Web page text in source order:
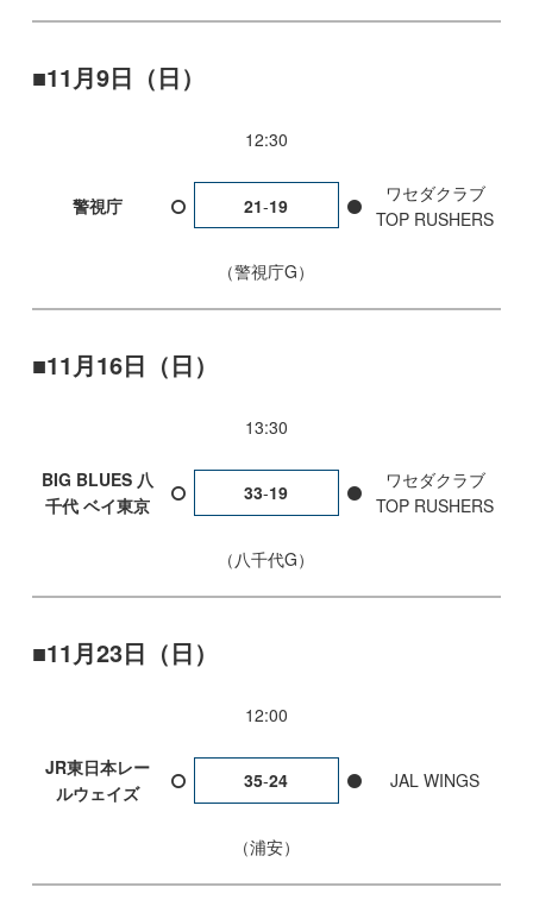
11月9日（日）
12:30
警視庁 21-19
ワセダクラブ
TOP RUSHERS
警視庁G
11月16日（日）
13:30
BIG BLUES 八
千代 ベイ東京
33-19
ワセダクラブ
TOP RUSHERS
八千代G
11月23日（日）
12:00
JR東日本レー
ルウェイズ
35-24 JAL WINGS
浦安